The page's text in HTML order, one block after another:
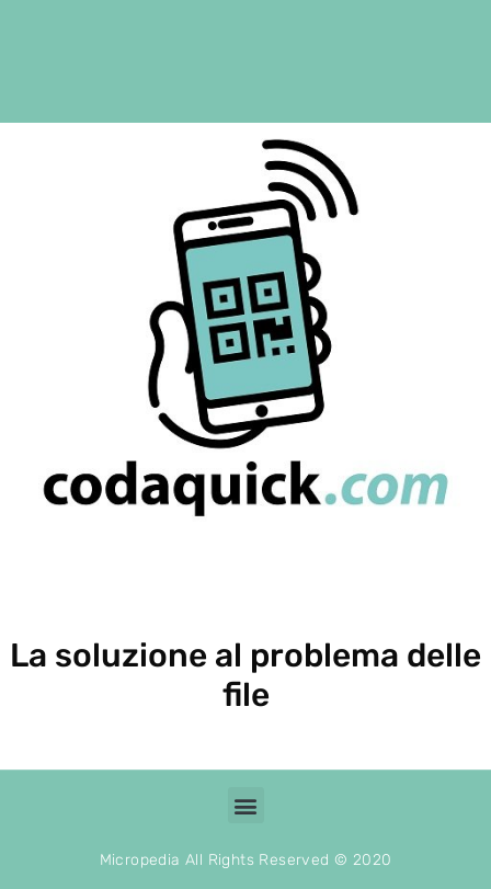
La soluzione al problema delle
file
Menu
Micropedia All Rights Reserved © 2020